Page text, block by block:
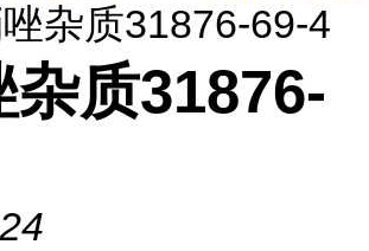
杂质31876-69-4
杂质31876-